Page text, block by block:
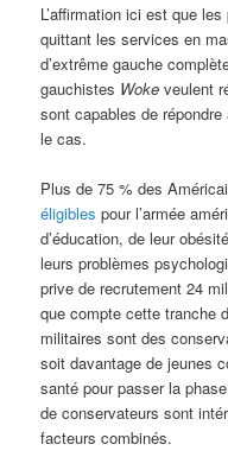
L’affirmation ici est que
quittant les services en
d’extrême gauche
gauchistes Woke veulent
sont capables de
le cas.
Plus de 75 % des
éligibles pour l’armée
d’éducation, de leur
leurs problèmes
prive de recrutement 24
que compte cette tranche
militaires sont des
soit davantage de jeunes
santé pour passer la
de conservateurs sont
facteurs combinés.